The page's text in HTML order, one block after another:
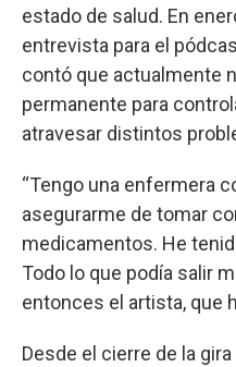
estado de salud. En
entrevista para el
contó que actualmente
permanente para
atravesar distintos
“Tengo una enfermera
asegurarme de tomar
medicamentos. He
Todo lo que podía salir
entonces el artista, que
Desde el cierre de la